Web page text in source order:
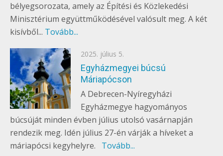
bélyegsorozata, amely az Építési és Közlekedési
Minisztérium együttműködésével valósult meg. A két
kisívből... Tovább...
Posted
on
2025. július 5.
Egyházmegyei búcsú
Máriapócson
A Debrecen-Nyíregyházi
Egyházmegye hagyományos
búcsúját minden évben július utolsó vasárnapján
rendezik meg. Idén július 27-én várják a híveket a
máriapócsi kegyhelyre. Tovább...